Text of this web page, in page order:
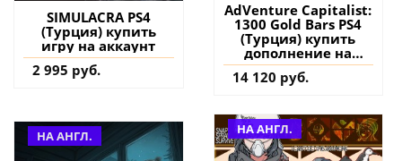
SIMULACRA PS4
(Турция) купить
игру на аккаунт
2 995 руб.
AdVenture Capitalist:
1300 Gold Bars PS4
(Турция) купить
дополнение на
аккаунт
14 120 руб.
НА АНГЛ. НА АНГЛ.